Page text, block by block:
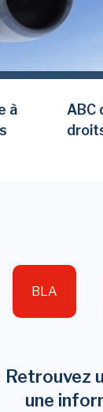
à
ABC
BLA
Retrouvez
une